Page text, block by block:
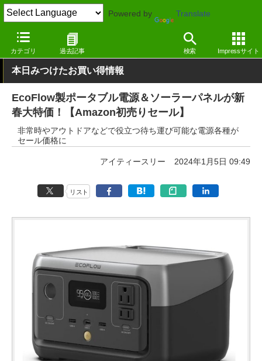
Powered by Translate
カテゴリ 過去記事 検索 Impressサイト
窓の杜 ライフ 生活
本日みつけたお買い得情報
EcoFlow製ポータブル電源＆ソーラーパネルが新
春大特価！【Amazon初売りセール】
非常時やアウトドアなどで役立つ待ち運び可能な電源各種が
セール価格に
アイティースリー 2024年1月5日 09:49
リスト